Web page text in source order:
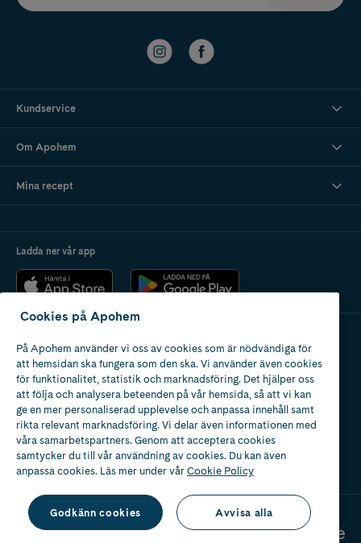
Kundservice
Om Apohem
Mina recept
Ladda ner vår app
Apotek med tillstånd
av Läkemedelsverket
Cookies på Apohem
På Apohem använder vi oss av cookies som är nödvändiga för
att hemsidan ska fungera som den ska. Vi använder även cookies
för funktionalitet, statistik och marknadsföring. Det hjälper oss
att följa och analysera beteenden på vår hemsida, så att vi kan
ge en mer personaliserad upplevelse och anpassa innehåll samt
rikta relevant marknadsföring. Vi delar även informationen med
våra samarbetspartners. Genom att acceptera cookies
samtycker du till vår användning av cookies. Du kan även
anpassa cookies. Läs mer under vårCookie Policy
Godkänn cookies Avvisa alla